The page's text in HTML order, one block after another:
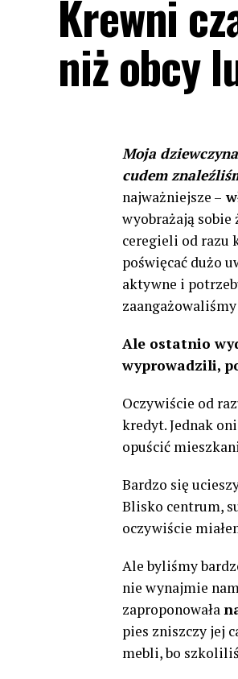
Krewni
niż obcy
Moja
cudem
najważniejsze –
wyobrażają sobie
ceregieli od razu
poświęcać dużo
aktywne i
Ale ostatnio
wyprowadzili,
Oczywiście od
kredyt. Jednak
opuścić
Bardzo się
Blisko centrum,
oczywiście
Ale byliśmy
nie wynajmie
zaproponowała
pies zniszczy jej
mebli, bo